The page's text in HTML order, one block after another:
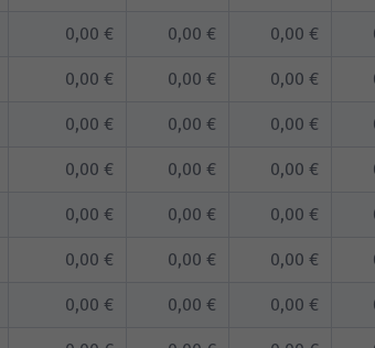
0,00 € 0,00 € 0,00 €
0,00 € 0,00 € 0,00 €
0,00 € 0,00 € 0,00 €
0,00 € 0,00 € 0,00 €
0,00 € 0,00 € 0,00 €
0,00 € 0,00 € 0,00 €
0,00 € 0,00 € 0,00 €